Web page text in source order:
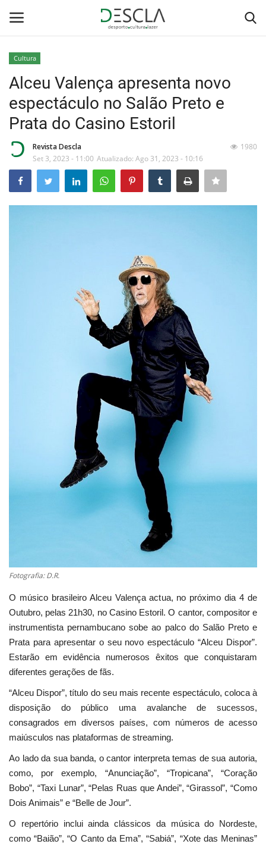
Home
Desporto
Estatuto Editorial
Cultura
Alceu Valença apresenta novo
espectáculo no Salão Preto e
Prata do Casino Estoril
Revista Descla
Set 3, 2023 - 11:00 Atualizado: Ago 31, 2023 - 10:16
1980
Fotografia: D.R.
O músico brasileiro Alceu Valença actua, no próximo dia 4 de
Outubro, pelas 21h30, no Casino Estoril. O cantor, compositor e
instrumentista pernambucano sobe ao palco do Salão Preto e
Prata para apresentar o seu novo espectáculo “Alceu Dispor”.
Estarão em evidência numerosos êxitos que conquistaram
diferentes gerações de fãs.
“Alceu Dispor”, título do seu mais recente espectáculo, coloca à
disposição do público uma avalanche de sucessos,
consagrados em diversos países, com números de acesso
maiúsculos nas plataformas de streaming.
Ao lado da sua banda, o cantor interpreta temas de sua autoria,
como, por exemplo, “Anunciação”, “Tropicana”, “Coração
Bobo”, “Taxi Lunar”, “Pelas Ruas que Andei”, “Girassol”, “Como
Dois Animais” e “Belle de Jour”.
O repertório inclui ainda clássicos da música do Nordeste,
como “Baião”, “O Canto da Ema”, “Sabiá”, “Xote das Meninas”